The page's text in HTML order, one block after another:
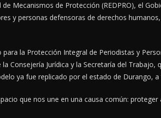
Mecanismos de Protección (REDPRO), el
y personas defensoras de derechos
la Protección Integral de Periodistas y
Consejería Jurídica y la Secretaría del
ya fue replicado por el estado de Durango,
que nos une en una causa común: